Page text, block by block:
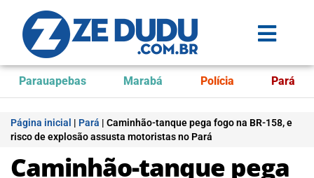
Parauapebas Marabá Polícia Pará
Página inicial | Pará | Caminhão-tanque pega fogo na BR-158, e
risco de explosão assusta motoristas no Pará
Caminhão-tanque pega